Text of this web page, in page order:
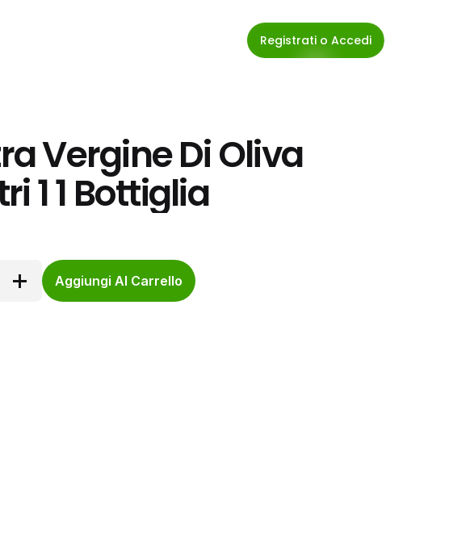
Registrati o Accedi
Vergine Di Oliva
1 1 Bottiglia
Aggiungi Al Carrello